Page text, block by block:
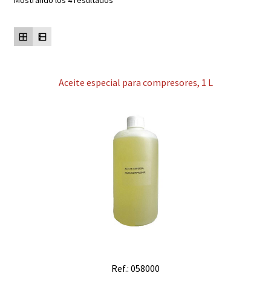
Aceite especial para compresores, 1 L
Ref.: 058000